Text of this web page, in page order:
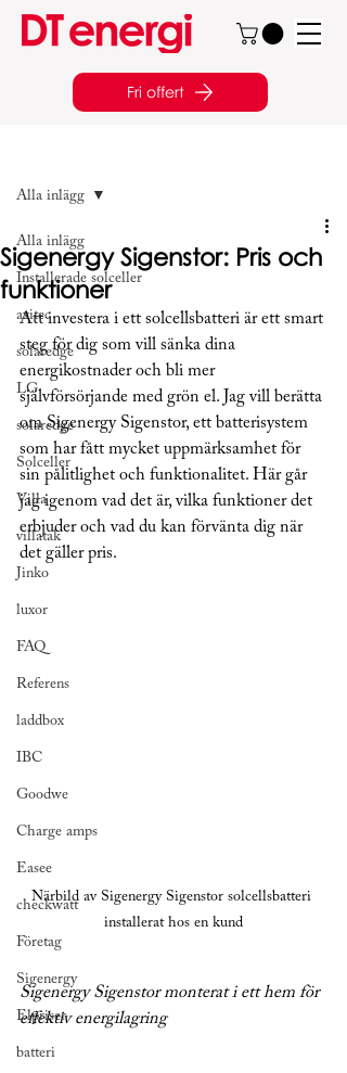
Fri offert
Alla inlägg
Installerade solceller
axitec
solaredge
LG
solaredge
Solceller
Villa
villatak
Jinko
luxor
FAQ
Referens
laddbox
IBC
Goodwe
Charge amps
Easee
checkwatt
Företag
Sigenergy
Elpriser
batteri
Alla inlägg
Sigenergy Sigenstor: Pris och
funktioner
Att investera i ett solcellsbatteri är ett smart
steg för dig som vill sänka dina
energikostnader och bli mer
självförsörjande med grön el. Jag vill berätta
om Sigenergy Sigenstor, ett batterisystem
som har fått mycket uppmärksamhet för
sin pålitlighet och funktionalitet. Här går
jag igenom vad det är, vilka funktioner det
erbjuder och vad du kan förvänta dig när
det gäller pris.
Närbild av Sigenergy Sigenstor solcellsbatteri
installerat hos en kund
Sigenergy Sigenstor monterat i ett hem för
effektiv energilagring